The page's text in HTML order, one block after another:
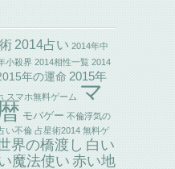
2014占い 2014年中
小殺界 2014相性一覧 2014
年の運命 2015年
スマホ無料ゲーム マ
モバゲー 不倫浮気の
い不倫 占星術2014 無料ゲ
界の橋渡し 白い
魔法使い 赤い地